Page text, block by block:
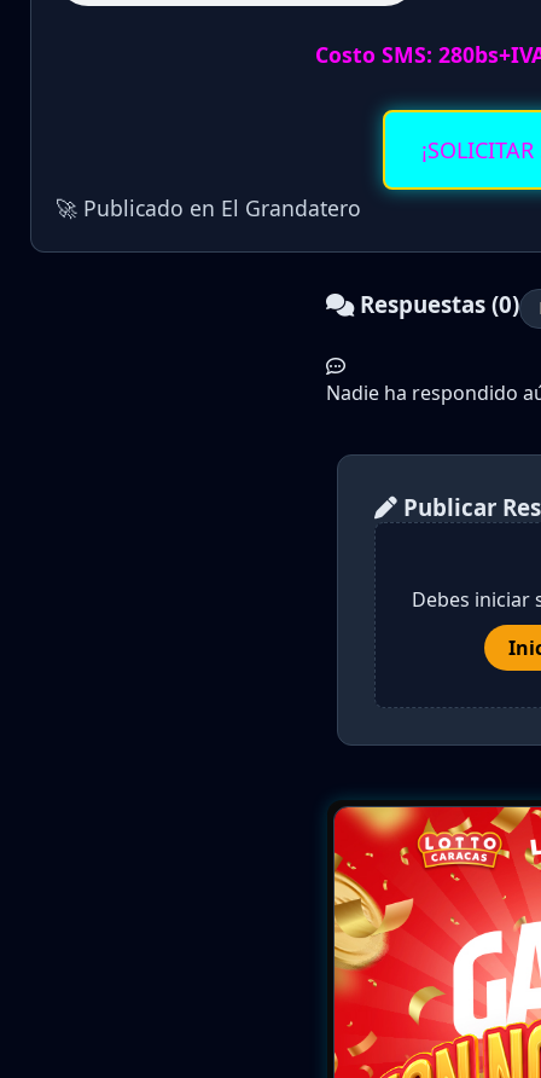
Costo SMS:
🚀 Publicado en El Grandatero
Respuestas (0)
Nadie ha respondido
Publicar
Debes iniciar